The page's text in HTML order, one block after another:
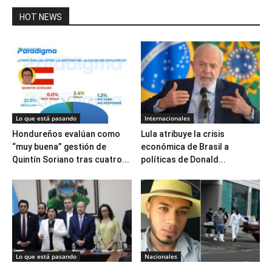
HOT NEWS
Lo que está pasando
Hondureños evalúan como
“muy buena” gestión de
Quintín Soriano tras cuatro...
Internacionales
Lula atribuye la crisis
económica de Brasil a
políticas de Donald...
Lo que está pasando Nacionales